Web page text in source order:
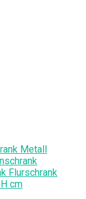
Metall
Flurschrank
cm